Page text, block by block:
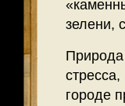
зелени,
городе